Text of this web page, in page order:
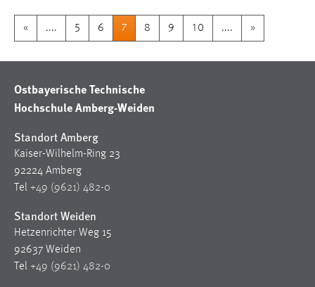
« .... 5 6 7 8 9 10 .... »
Ostbayerische Technische
Hochschule Amberg-Weiden
Standort Amberg
Kaiser-Wilhelm-Ring 23
92224 Amberg
Tel +49 (9621) 482-0
Standort Weiden
Hetzenrichter Weg 15
92637 Weiden
Tel +49 (9621) 482-0